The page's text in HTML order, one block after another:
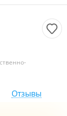
Отзывы